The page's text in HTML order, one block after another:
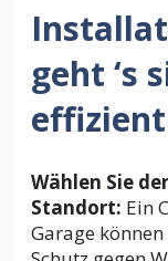
geht ‘s
Wählen Sie
Standort: Ein
Garage